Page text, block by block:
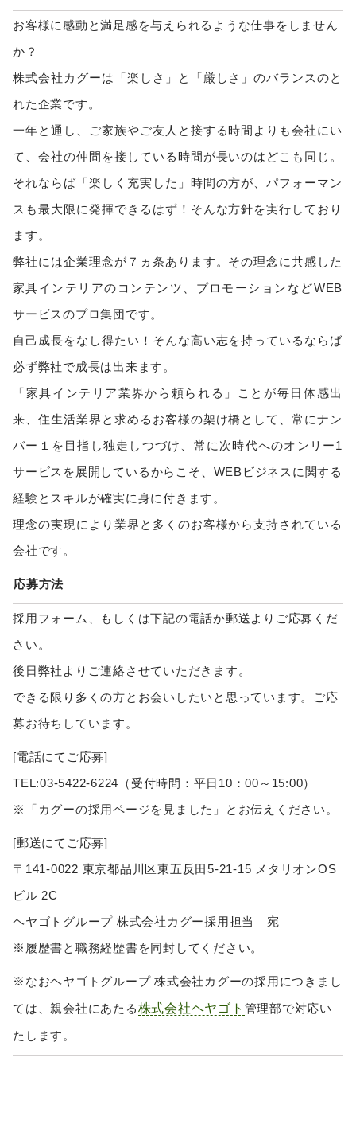
お客様に感動と満足感を与えられるような仕事をしません
か？
株式会社カグーは「楽しさ」と「厳しさ」のバランスのと
れた企業です。
一年と通し、ご家族やご友人と接する時間よりも会社にい
て、会社の仲間を接している時間が長いのはどこも同じ。
それならば「楽しく充実した」時間の方が、パフォーマン
スも最大限に発揮できるはず！そんな方針を実行しており
ます。
弊社には企業理念が７ヵ条あります。その理念に共感した
家具インテリアのコンテンツ、プロモーションなどWEB
サービスのプロ集団です。
自己成長をなし得たい！そんな高い志を持っているならば
必ず弊社で成長は出来ます。
「家具インテリア業界から頼られる」ことが毎日体感出
来、住生活業界と求めるお客様の架け橋として、常にナン
バー１を目指し独走しつづけ、常に次時代へのオンリー1
サービスを展開しているからこそ、WEBビジネスに関する
経験とスキルが確実に身に付きます。
理念の実現により業界と多くのお客様から支持されている
会社です。
応募方法
採用フォーム、もしくは下記の電話か郵送よりご応募くだ
さい。
後日弊社よりご連絡させていただきます。
できる限り多くの方とお会いしたいと思っています。ご応
募お待ちしています。
[電話にてご応募]
TEL:03-5422-6224（受付時間：平日10：00～15:00）
※「カグーの採用ページを見ました」とお伝えください。
[郵送にてご応募]
〒141-0022 東京都品川区東五反田5-21-15 メタリオンOS
ビル 2C
ヘヤゴトグループ 株式会社カグー採用担当 宛
※履歴書と職務経歴書を同封してください。
※なおヘヤゴトグループ 株式会社カグーの採用につきまし
ては、親会社にあたる株式会社ヘヤゴト 管理部で対応い
たします。